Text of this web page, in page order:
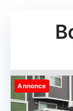
Annonce